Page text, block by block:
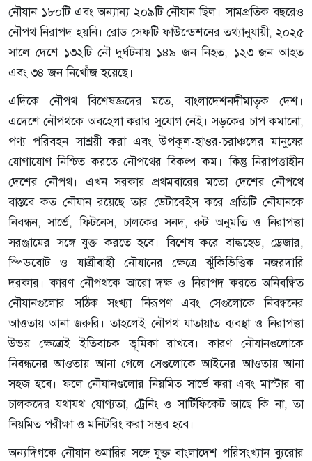
নৌযান ১৮০টি এবং অন্যান্য ২০৯টি নৌযান ছিল। সামপ্রতিক বছরেও
নৌপথ নিরাপদ হয়নি। রোড সেফটি ফাউন্ডেশনের তথ্যানুযায়ী, ২০২৫
সালে দেশে ১৩২টি নৌ দুর্ঘটনায় ১৪৯ জন নিহত, ১২৩ জন আহত
এবং ৩৪ জন নিখোঁজ হয়েছে।
এদিকে নৌপথ বিশেষজ্ঞদের মতে, বাংলাদেশনদীমাতৃক দেশ।
এদেশে নৌপথকে অবহেলা করার সুযোগ নেই। সড়কের চাপ কমানো,
পণ্য পরিবহন সাশ্রয়ী করা এবং উপকূল-হাওর-চরাঞ্চলের মানুষের
যোগাযোগ নিশ্চিত করতে নৌপথের বিকল্প কম। কিন্তু নিরাপত্তাহীন
দেশের নৌপথ। এখন সরকার প্রথমবারের মতো দেশের নৌপথে
বাস্তবে কত নৌযান রয়েছে তার ডেটাবেইস করে প্রতিটি নৌযানকে
নিবন্ধন, সার্ভে, ফিটনেস, চালকের সনদ, রুট অনুমতি ও নিরাপত্তা
সরঞ্জামের সঙ্গে যুক্ত করতে হবে। বিশেষ করে বাল্কহেড, ড্রেজার,
স্পিডবোট ও যাত্রীবাহী নৌযানের ক্ষেত্রে ঝুঁকিভিত্তিক নজরদারি
দরকার। কারণ নৌপথকে আরো দক্ষ ও নিরাপদ করতে অনিবন্ধিত
নৌযানগুলোর সঠিক সংখ্যা নিরূপণ এবং সেগুলোকে নিবন্ধনের
আওতায় আনা জরুরি। তাহলেই নৌপথ যাতায়াত ব্যবস্থা ও নিরাপত্তা
উভয় ক্ষেত্রেই ইতিবাচক ভূমিকা রাখবে। কারণ নৌযানগুলোকে
নিবন্ধনের আওতায় আনা গেলে সেগুলোকে আইনের আওতায় আনা
সহজ হবে। ফলে নৌযানগুলোর নিয়মিত সার্ভে করা এবং মাস্টার বা
চালকদের যথাযথ যোগ্যতা, ট্রেনিং ও সার্টিফিকেট আছে কি না, তা
নিয়মিত পরীক্ষা ও মনিটরিং করা সম্ভব হবে।
অন্যদিগকে নৌযান শুমারির সঙ্গে যুক্ত বাংলাদেশ পরিসংখ্যান ব্যুরোর